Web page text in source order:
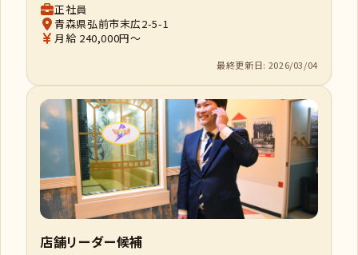
正社員
青森県弘前市末広2-5-1
月給 240,000円～
最終更新日: 2026/03/04
店舗リーダー候補